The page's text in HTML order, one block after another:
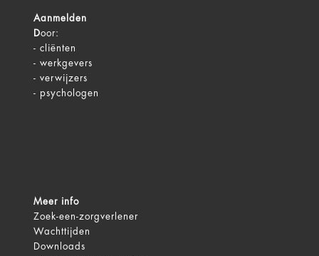
Aanmelden
Door:
- cliënten
- werkgevers
- verwijzers
- psychologen
Meer info
Zoek-een-zorgverlener
Wachttijden
Downloads